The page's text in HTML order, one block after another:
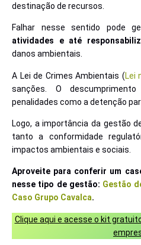
destinação de recursos.
Falhar nesse sentido pode
atividades e até
danos ambientais.
A Lei de Crimes Ambientais (Lei
sanções. O
penalidades como a detenção
Logo, a importância da gestão
tanto a conformidade
impactos ambientais e sociais.
Aproveite para conferir um
nesse tipo de gestão: Gestão
Caso Grupo Cavalca.
Clique aqui e acesse o kit